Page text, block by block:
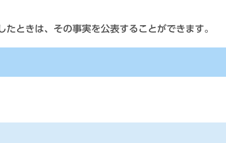
ときは、その事実を公表することができます。